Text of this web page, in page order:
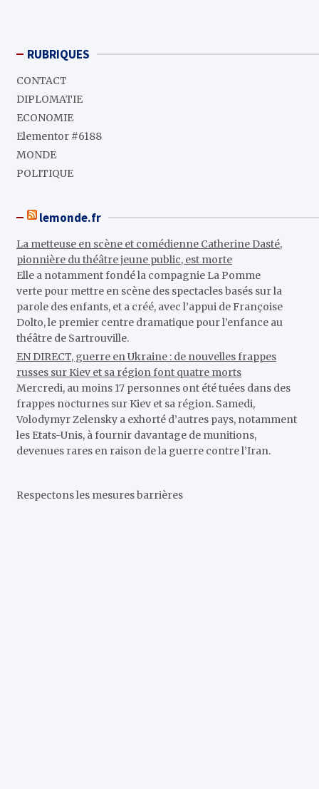
RUBRIQUES
CONTACT
DIPLOMATIE
ECONOMIE
Elementor #6188
MONDE
POLITIQUE
lemonde.fr
La metteuse en scène et comédienne Catherine Dasté,
pionnière du théâtre jeune public, est morte
Elle a notamment fondé la compagnie La Pomme
verte pour mettre en scène des spectacles basés sur la
parole des enfants, et a créé, avec l’appui de Françoise
Dolto, le premier centre dramatique pour l’enfance au
théâtre de Sartrouville.
EN DIRECT, guerre en Ukraine : de nouvelles frappes
russes sur Kiev et sa région font quatre morts
Mercredi, au moins 17 personnes ont été tuées dans des
frappes nocturnes sur Kiev et sa région. Samedi,
Volodymyr Zelensky a exhorté d’autres pays, notamment
les Etats-Unis, à fournir davantage de munitions,
devenues rares en raison de la guerre contre l’Iran.
Respectons les mesures barrières